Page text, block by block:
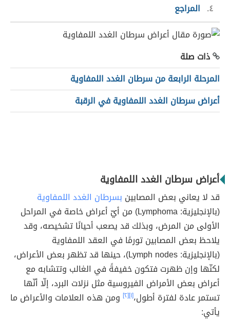
٤
المراجع
ذات صلة
المرحلة الرابعة من سرطان الغدد اللمفاوية
أعراض سرطان الغدد اللمفاوية في الرقبة
أعراض سرطان الغدد اللمفاوية
قد لا يعاني بعض المصابين بسرطان الغدد اللمفاوية
(بالإنجليزية: Lymphoma) من أيّ أعراض خاصة في المراحل
الأولى من المرض، وبذلك قد يصعب أحيانًا تشخيصه، وقد
يلاحظ بعض المصابين تورمًا في العقد اللمفاوية
(بالإنجليزية: Lymph nodes)، حينها قد تظهر بعض الأعراض،
لكنّها وإن ظهرت فتكون خفيفةً في الغالب وتتشابه مع
أعراض بعض الأمراض الفيروسية مثل نزلات البرد، إلّا أنّها
تستمر عادة لفترة أطول،[١] [٢]
ومن هذه العلامات والأعراض ما
يأتي: